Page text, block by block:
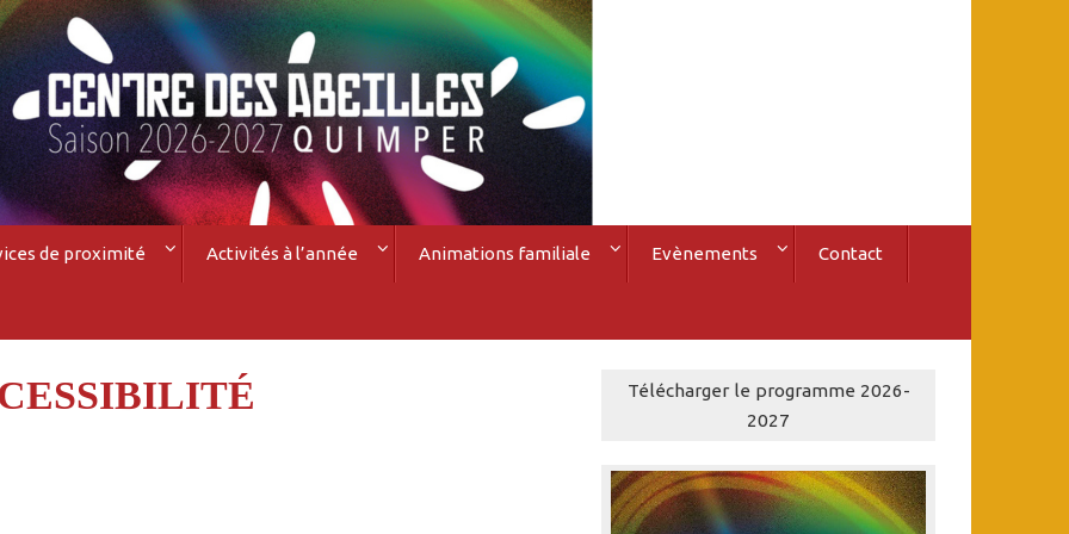
de proximité Activités à l’année Animations familiale Evènements Contact
Télécharger le programme 2026-
2027